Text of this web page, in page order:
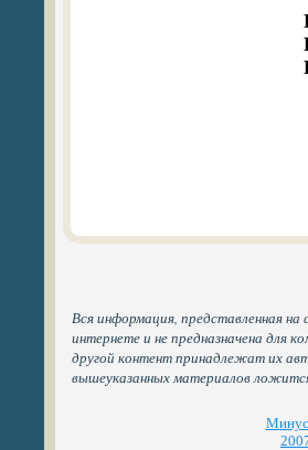
Вся информация, представленная
интернете и не предназначена для
другой контент принадлежат их
вышеуказанных материалов